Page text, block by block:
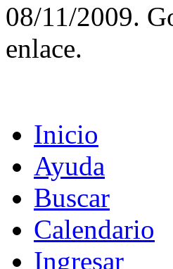
08/11/2009.
enlace.
Inicio
Ayuda
Buscar
Calendario
Ingresar